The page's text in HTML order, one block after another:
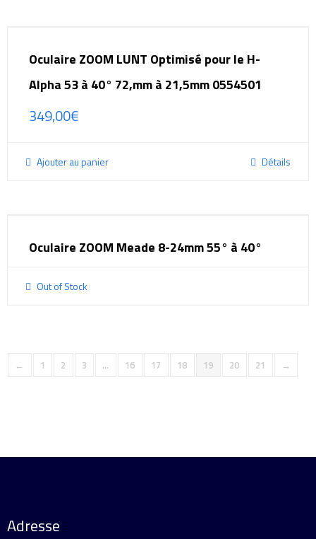
Oculaire ZOOM LUNT Optimisé pour le H-
Alpha 53 à 40° 72,mm à 21,5mm 0554501
349,00€
Ajouter au panier Détails
Oculaire ZOOM Meade 8-24mm 55° à 40°
Out of Stock
← 1 2 3 … 16 17 18 19 20 21 →
Adresse